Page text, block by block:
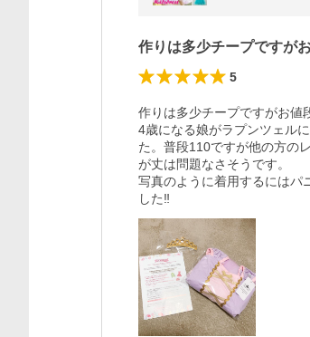
作りは多少チープですが
5
作りは多少チープですがお値
4歳になる娘がラプンツェル
た。普段110ですが他の方の
が丈は問題なさそうです。
写真のように着用するにはパ
した‼︎